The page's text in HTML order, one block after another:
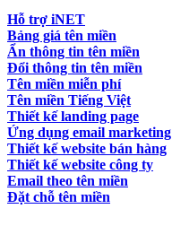
Hỗ trợ iNET
Bảng giá tên miền
Ẩn thông tin tên miền
Đổi thông tin tên miền
Tên miền miễn phí
Tên miền Tiếng Việt
Thiết kế landing page
Ứng dụng email marketing
Thiết kế website bán hàng
Thiết kế website công ty
Email theo tên miền
Đặt chỗ tên miền